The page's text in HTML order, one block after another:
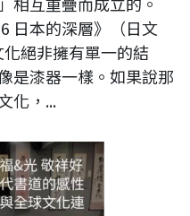
日本的深層》（日文
絕非擁有單一的結
是漆器一樣。如果說那
化，...